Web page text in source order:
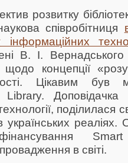
розвитку
співробітниця
інформаційних
В. І.
концепції
Цікавим був
Доповідачка
українських реаліях.
Smart
в світі.